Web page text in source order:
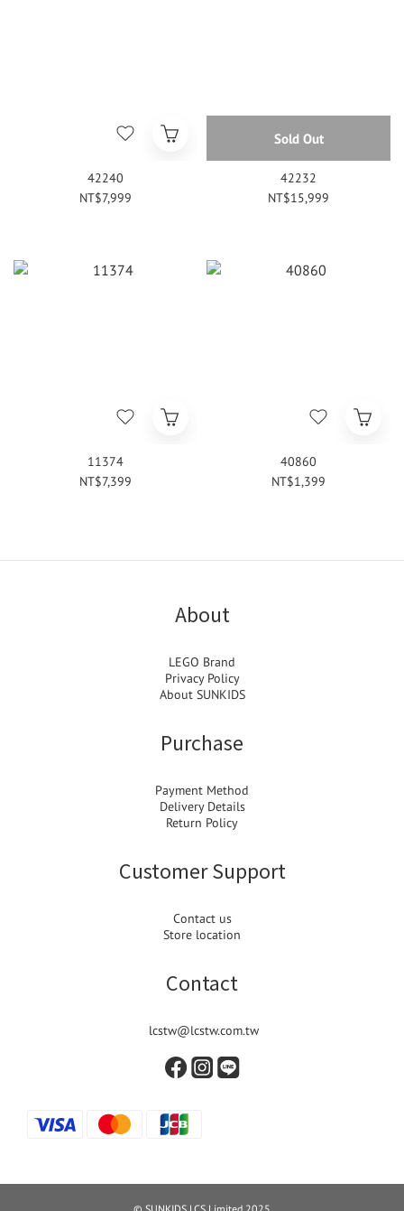
42240
NT$7,999
Sold Out
42232
NT$15,999
11374
NT$7,399
40860
NT$1,399
About
LEGO Brand
Privacy Policy
About SUNKIDS
Purchase
Payment Method
Delivery Details
Return Policy
Customer Support
Contact us
Store location
Contact
lcstw@lcstw.com.tw